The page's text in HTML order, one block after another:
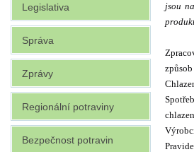
jsou
Legislativa
Správa
Zprávy
Regionální potraviny
Bezpečnost potravin